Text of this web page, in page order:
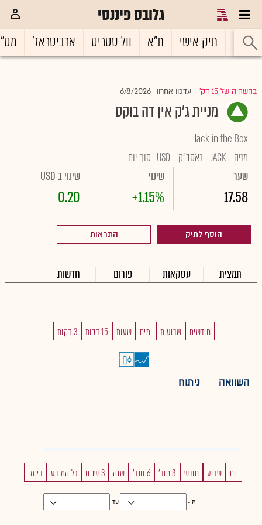
גלובס פיננסי
ראשי תיק אישי ת"א וול סטריט ארביטראז'
בהשהיה של 15 דק' עדכון אחרון 6/8/2026
מניית ג'ק אין דה בוקס
Jack in the Box
מניה JACK נאסד"ק USD סוף יום
שער
17.58
שינוי
+1.15%
שינוי ב USD
0.20
הוסף לתיק התראות
תמצית עסקאות פורום חדשות
חודשים שבועות ימים שעות 15 דקות 3 דקות
השוואה ניתוח
יום שבוע חודש 3 חוד' 6 חוד' שנה 3 שנים כל המידע דינמי
מ - עד